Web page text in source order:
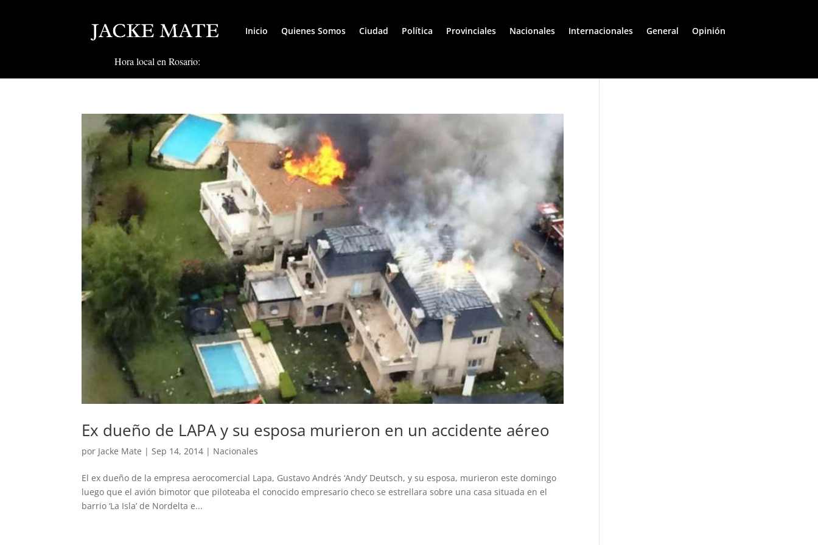
Inicio Quienes Somos Ciudad Política Provinciales Nacionales Internacionales General Opinión
Hora local en Rosario:
Ex dueño de LAPA y su esposa murieron en un accidente aéreo
por Jacke Mate |Sep 14, 2014 | Nacionales
El ex dueño de la empresa aerocomercial Lapa, Gustavo Andrés ‘Andy’ Deutsch, y su esposa, murieron este domingo
luego que el avión bimotor que piloteaba el conocido empresario checo se estrellara sobre una casa situada en el
barrio ‘La Isla’ de Nordelta e...